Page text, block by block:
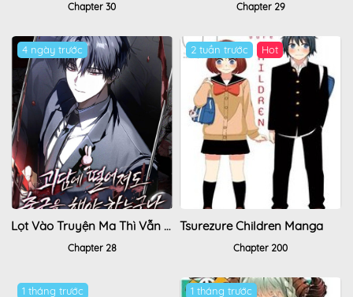
Chapter 30 Chapter 29
4 ngày trước
Lọt Vào Truyện Ma Thì Vẫn Phải Đi Làm
Chapter 28
2 tuần trước Hot
Tsurezure Children Manga
Chapter 200
1 tháng trước 1 tháng trước